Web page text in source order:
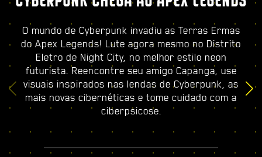
O mundo de Cyberpunk invadiu as Terras Ermas
do Apex Legends! Lute agora mesmo no Distrito
Eletro de Night City, no melhor estilo neon
futurista. Reencontre seu amigo Capanga, use
visuais inspirados nas lendas de Cyberpunk, as
mais novas cibernéticas e tome cuidado com a
ciberpsicose.